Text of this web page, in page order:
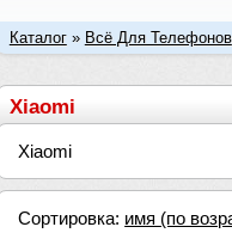
Каталог» Всё Для Телефонов
Xiaomi
Xiaomi
Сортировка: имя (по